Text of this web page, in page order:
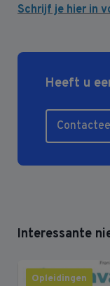
Schrijf je hier in
Heeft u
Interessante
Opleidingen